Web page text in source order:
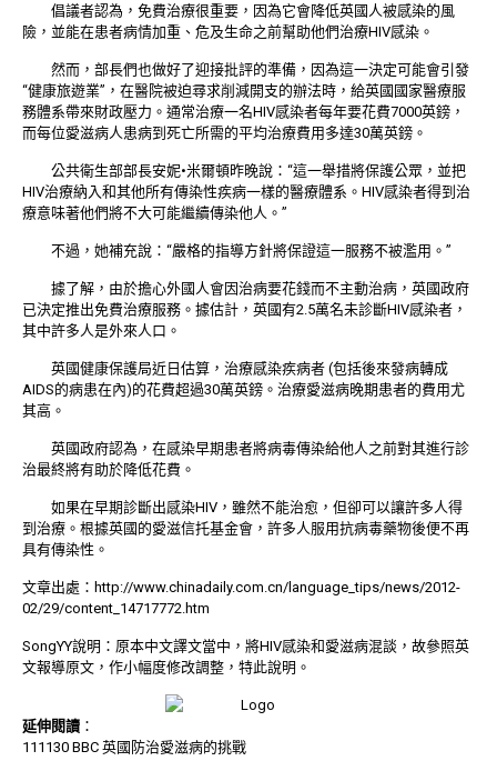
倡議者認為，免費治療很重要，因為它會降低英國人被感染的風
險，並能在患者病情加重、危及生命之前幫助他們治療HIV感染。
然而，部長們也做好了迎接批評的準備，因為這一決定可能會引發
“健康旅遊業”，在醫院被迫尋求削減開支的辦法時，給英國國家醫療服
務體系帶來財政壓力。通常治療一名HIV感染者每年要花費7000英鎊，
而每位愛滋病人患病到死亡所需的平均治療費用多達30萬英鎊。
公共衛生部部長安妮•米爾頓昨晚說：“這一舉措將保護公眾，並把
HIV治療納入和其他所有傳染性疾病一樣的醫療體系。HIV感染者得到治
療意味著他們將不大可能繼續傳染他人。”
不過，她補充說：“嚴格的指導方針將保證這一服務不被濫用。”
據了解，由於擔心外國人會因治病要花錢而不主動治病，英國政府
已決定推出免費治療服務。據估計，英國有2.5萬名未診斷HIV感染者，
其中許多人是外來人口。
英國健康保護局近日估算，治療感染疾病者 (包括後來發病轉成
AIDS的病患在內)的花費超過30萬英鎊。治療愛滋病晚期患者的費用尤
其高。
英國政府認為，在感染早期患者將病毒傳染給他人之前對其進行診
治最終將有助於降低花費。
如果在早期診斷出感染HIV，雖然不能治愈，但卻可以讓許多人得
到治療。根據英國的愛滋信托基金會，許多人服用抗病毒藥物後便不再
具有傳染性。
文章出處： http://www.chinadaily.com.cn/language_tips/news/2012-
02/29/content_14717772.htm
SongYY說明：原本中文譯文當中，將HIV感染和愛滋病混談，故參照英
文報導原文，作小幅度修改調整，特此說明。
延伸閱讀 ：
111130 BBC 英國防治愛滋病的挑戰